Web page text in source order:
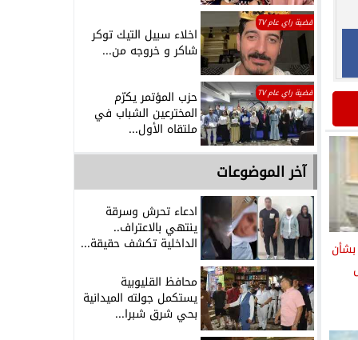
قضية راي عام TV
اخلاء سبيل التيك توكر
شاكر و خروجه من...
قضية راي عام TV حزب المؤتمر يكرّم
المخترعين الشباب في
ملتقاه الأول...
آخر الموضوعات
ادعاء تحرش وسرقة
ينتهي بالاعتراف..
الداخلية تكشف حقيقة...
محافظ القليوبية
يستكمل جولته الميدانية
بحي شرق شبرا...